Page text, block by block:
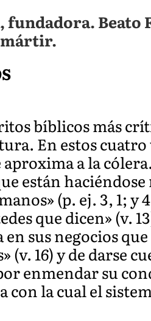
fundadora. Beato
mártir.
bíblicos más
En estos
a la
están
(p. ej. 3, 1; y
que dicen» (v.
sus negocios
(v. 16) y de darse
enmendar su
con la cual el